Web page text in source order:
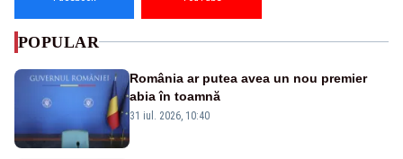
POPULAR
România ar putea avea un nou premier
abia în toamnă
31 iul. 2026, 10:40